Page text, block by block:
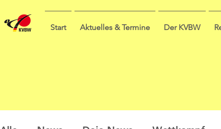
Start Aktuelles & Termine Der KVBW